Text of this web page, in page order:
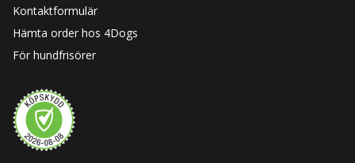
Kontaktformulär
Hämta order hos 4Dogs
För hundfrisörer